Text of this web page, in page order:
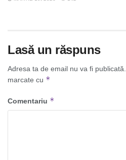
Lasă un răspuns
Adresa ta de email nu va fi publicată.
marcate cu *
Comentariu *